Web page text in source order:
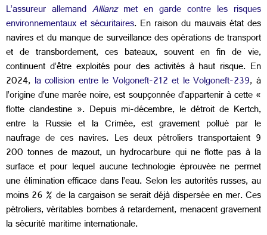
L’assureur allemand Allianzmet en garde contre les risques
environnementaux et sécuritaires. En raison du mauvais état des
navires et du manque de surveillance des opérations de transport
et de transbordement, ces bateaux, souvent en fin de vie,
continuent d’être exploités pour des activités à haut risque. En
2024, la collision entre le Volgoneft-212 et le Volgoneft-239, à
l’origine d’une marée noire, est soupçonnée d’appartenir à cette «
flotte clandestine ». Depuis mi-décembre, le détroit de Kertch,
entre la Russie et la Crimée, est gravement pollué par le
naufrage de ces navires. Les deux pétroliers transportaient 9
200 tonnes de mazout, un hydrocarbure qui ne flotte pas à la
surface et pour lequel aucune technologie éprouvée ne permet
une élimination efficace dans l’eau. Selon les autorités russes, au
moins 26 % de la cargaison se serait déjà dispersée en mer. Ces
pétroliers, véritables bombes à retardement, menacent gravement
la sécurité maritime internationale.